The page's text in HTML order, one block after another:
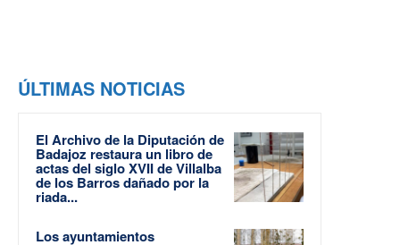
ÚLTIMAS NOTICIAS
El Archivo de la Diputación de
Badajoz restaura un libro de
actas del siglo XVII de Villalba
de los Barros dañado por la
riada...
Los ayuntamientos